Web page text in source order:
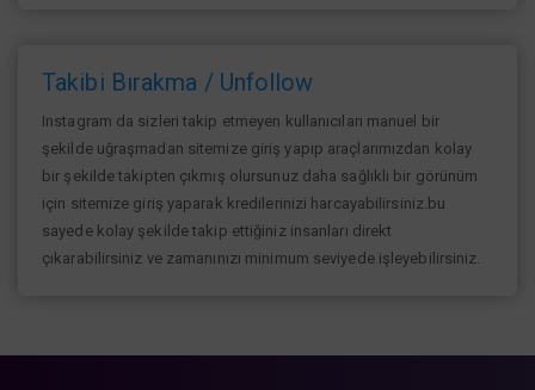
Takibi Bırakma / Unfollow
Instagram da sizleri takip etmeyen kullanıcıları manuel bir
şekilde uğraşmadan sitemize giriş yapıp araçlarımızdan kolay
bir şekilde takipten çıkmış olursunuz daha sağlıklı bir görünüm
için sitemize giriş yaparak kredilerinizi harcayabilirsiniz.bu
sayede kolay şekilde takip ettiğiniz insanları direkt
çıkarabilirsiniz ve zamanınızı minimum seviyede işleyebilirsiniz.